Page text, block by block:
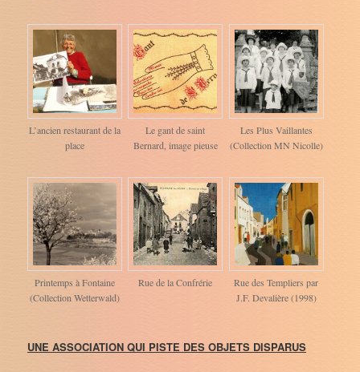
L’ancien restaurant de la
place
Le gant de saint
Bernard, image pieuse
Les Plus Vaillantes
(Collection MN Nicolle)
Printemps à Fontaine
(Collection Wetterwald)
Rue de la Confrérie
Rue des Templiers par
J.F. Devalière (1998)
UNE ASSOCIATION QUI PISTE DES OBJETS DISPARUS